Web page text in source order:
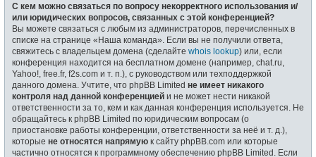
С кем можно связаться по вопросу некорректного использования и/
или юридических вопросов, связанных с этой конференцией?
Вы можете связаться с любым из администраторов, перечисленных в
списке на странице «Наша команда». Если вы не получили ответа,
свяжитесь с владельцем домена (сделайте whois lookup) или, если
конференция находится на бесплатном домене (например, chat.ru,
Yahoo!, free.fr, f2s.com и т. п.), с руководством или техподдержкой
данного домена. Учтите, что phpBB Limited не имеет никакого
контроля над данной конференцией и не может нести никакой
ответственности за то, кем и как данная конференция используется. Не
обращайтесь к phpBB Limited по юридическим вопросам (о
приостановке работы конференции, ответственности за неё и т. д.),
которые не относятся напрямую к сайту phpBB.com или которые
частично относятся к программному обеспечению phpBB Limited. Если